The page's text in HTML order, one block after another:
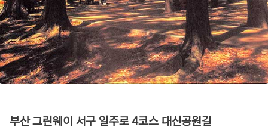
부산 그린웨이 서구 일주로 4코스 대신공원길